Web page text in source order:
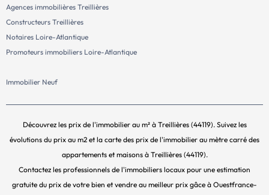
Agences immobilières Treillières
Constructeurs Treillières
Notaires Loire-Atlantique
Promoteurs immobiliers Loire-Atlantique
Immobilier Neuf
Découvrez les prix de l'immobilier au m² à Treillières (44119). Suivez les
évolutions du prix au m2 et la carte des prix de l'immobilier au mètre carré des
appartements et maisons à Treillières (44119).
Contactez les professionnels de l'immobiliers locaux pour une estimation
gratuite du prix de votre bien et vendre au meilleur prix gâce à Ouestfrance-